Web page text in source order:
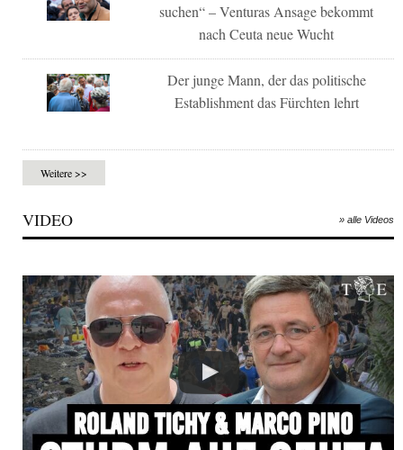
suchen“ – Venturas Ansage bekommt
nach Ceuta neue Wucht
Der junge Mann, der das politische
Establishment das Fürchten lehrt
Weitere >>
VIDEO » alle Videos